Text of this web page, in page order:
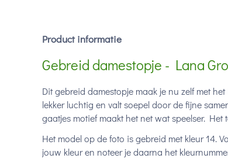
Product informatie
Gebreid damestopje - Lana
Dit gebreid damestopje maak je nu zelf met
lekker luchtig en valt soepel door de fijne
gaatjes motief maakt het net wat speelser.
Het model op de foto is gebreid met kleur 14.
jouw kleur en noteer je daarna het